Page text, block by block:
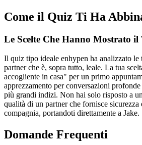
Come il Quiz Ti Ha
Le Scelte Che Hanno Mostrato il
Il quiz tipo ideale enhypen ha analizzato le
partner che è, sopra tutto, leale. La tua
accogliente in casa" per un primo
apprezzamento per conversazioni
più grandi indizi. Non hai solo risposto a
qualità di un partner che fornisce sicurezza
compagnia, portandoti direttamente a Jake.
Domande Frequenti